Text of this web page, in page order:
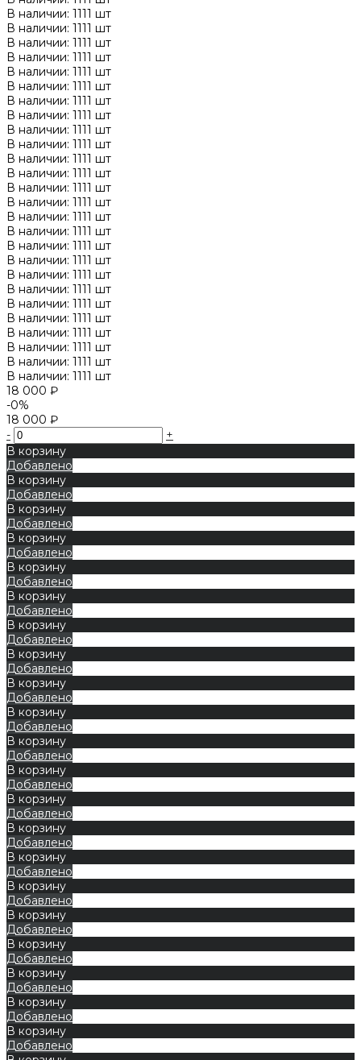
В наличии: 1111 шт
В наличии: 1111 шт
В наличии: 1111 шт
В наличии: 1111 шт
В наличии: 1111 шт
В наличии: 1111 шт
В наличии: 1111 шт
В наличии: 1111 шт
В наличии: 1111 шт
В наличии: 1111 шт
В наличии: 1111 шт
В наличии: 1111 шт
В наличии: 1111 шт
В наличии: 1111 шт
В наличии: 1111 шт
В наличии: 1111 шт
В наличии: 1111 шт
В наличии: 1111 шт
В наличии: 1111 шт
В наличии: 1111 шт
В наличии: 1111 шт
В наличии: 1111 шт
В наличии: 1111 шт
В наличии: 1111 шт
В наличии: 1111 шт
В наличии: 1111 шт
18 000 ₽
-0%
18 000 ₽
-
+
В корзину
Добавлено
В корзину
Добавлено
В корзину
Добавлено
В корзину
Добавлено
В корзину
Добавлено
В корзину
Добавлено
В корзину
Добавлено
В корзину
Добавлено
В корзину
Добавлено
В корзину
Добавлено
В корзину
Добавлено
В корзину
Добавлено
В корзину
Добавлено
В корзину
Добавлено
В корзину
Добавлено
В корзину
Добавлено
В корзину
Добавлено
В корзину
Добавлено
В корзину
Добавлено
В корзину
Добавлено
В корзину
Добавлено